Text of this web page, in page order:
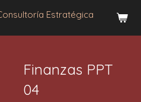
Finanzas PPT
04